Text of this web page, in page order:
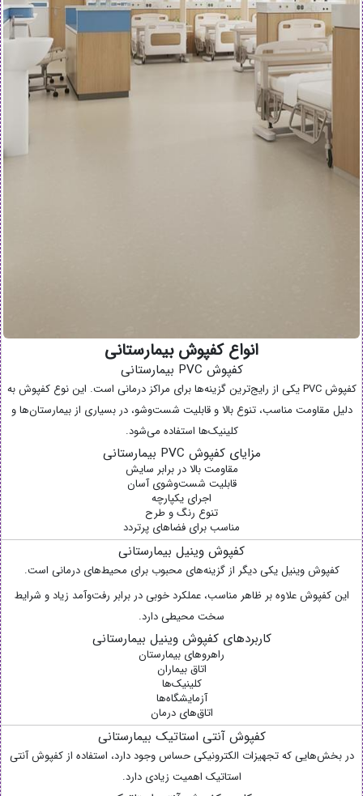
انواع کفپوش بیمارستانی
کفپوش PVC بیمارستانی
کفپوش PVC یکی از رایج‌ترین گزینه‌ها برای مراکز درمانی است. این نوع کفپوش به
دلیل مقاومت مناسب، تنوع بالا و قابلیت شست‌وشو، در بسیاری از بیمارستان‌ها و
کلینیک‌ها استفاده می‌شود.
مزایای کفپوش PVC بیمارستانی
مقاومت بالا در برابر سایش
قابلیت شست‌وشوی آسان
اجرای یکپارچه
تنوع رنگ و طرح
مناسب برای فضاهای پرتردد
کفپوش وینیل بیمارستانی
کفپوش وینیل یکی دیگر از گزینه‌های محبوب برای محیط‌های درمانی است.
این کفپوش علاوه بر ظاهر مناسب، عملکرد خوبی در برابر رفت‌وآمد زیاد و شرایط
سخت محیطی دارد.
کاربردهای کفپوش وینیل بیمارستانی
راهروهای بیمارستان
اتاق بیماران
کلینیک‌ها
آزمایشگاه‌ها
اتاق‌های درمان
کفپوش آنتی استاتیک بیمارستانی
در بخش‌هایی که تجهیزات الکترونیکی حساس وجود دارد، استفاده از کفپوش آنتی
استاتیک اهمیت زیادی دارد.